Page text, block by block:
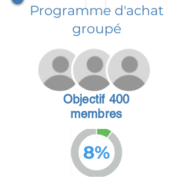
Programme d'achat
groupé
Objectif 400
membres
8%